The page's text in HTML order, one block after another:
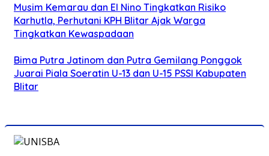
Musim Kemarau dan El Nino Tingkatkan Risiko
Karhutla, Perhutani KPH Blitar Ajak Warga
Tingkatkan Kewaspadaan
Bima Putra Jatinom dan Putra Gemilang Ponggok
Juarai Piala Soeratin U-13 dan U-15 PSSI Kabupaten
Blitar